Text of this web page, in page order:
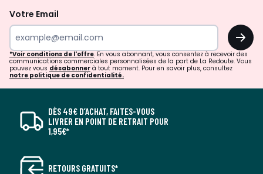
Votre Email
OK
*Voir conditions de l'offre. En vous abonnant, vous consentez à recevoir des
communications commerciales personnalisées de la part de La Redoute. Vous
pouvez vous désabonner à tout moment. Pour en savoir plus, consultez
notre politique de confidentialité.
DÈS 49€ D’ACHAT, FAITES-VOUS
LIVRER EN POINT DE RETRAIT POUR
1,95€*
RETOURS GRATUITS*